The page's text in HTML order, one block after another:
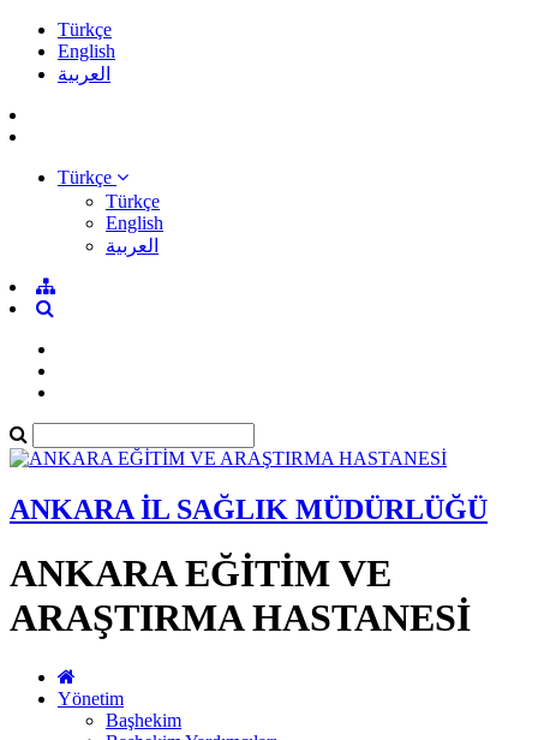
Türkçe
English
العربية
Türkçe
Türkçe
English
العربية
ANKARA İL SAĞLIK MÜDÜRLÜĞÜ
ANKARA EĞİTİM VE
ARAŞTIRMA HASTANESİ
Yönetim
Başhekim